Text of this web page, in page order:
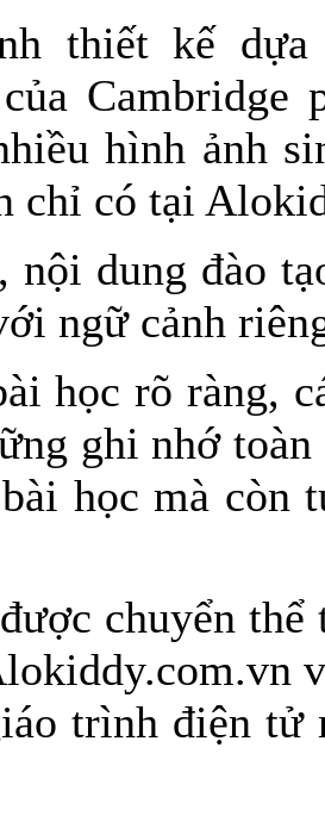
thiết kế dựa
của
hình ảnh
chỉ có tại
nội dung đào
ngữ cảnh
học rõ ràng,
ghi nhớ
học mà còn
chuyển
trình điện tử